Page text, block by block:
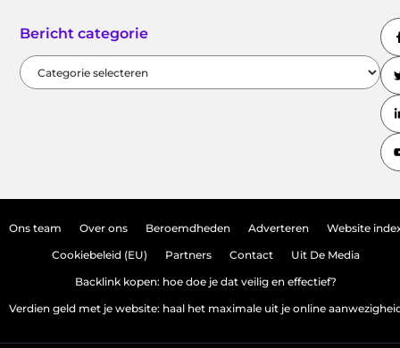
Bericht categorie
Ons team Over ons Beroemdheden Adverteren Website
Cookiebeleid (EU) Partners Contact Uit De Media
Backlink kopen: hoe doe je dat veilig en effectief?
Verdien geld met je website: haal het maximale uit je online